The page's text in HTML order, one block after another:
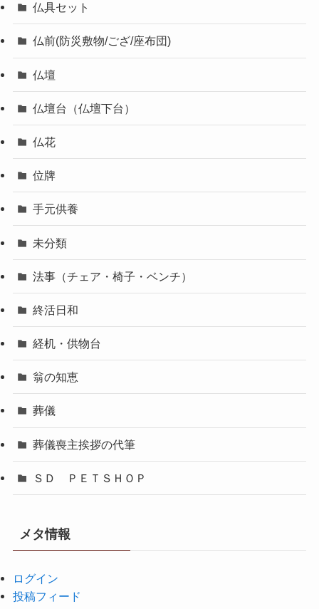
仏具セット
仏前(防災敷物/ござ/座布団)
仏壇
仏壇台（仏壇下台）
仏花
位牌
手元供養
未分類
法事（チェア・椅子・ベンチ）
終活日和
経机・供物台
翁の知恵
葬儀
葬儀喪主挨拶の代筆
ＳＤ ＰＥＴＳＨＯＰ
メタ情報
ログイン
投稿フィード